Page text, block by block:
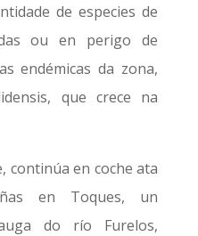
de especies de
ou en perigo de
endémicas da zona,
que crece na
continúa en coche ata
en Toques, un
do río Furelos,